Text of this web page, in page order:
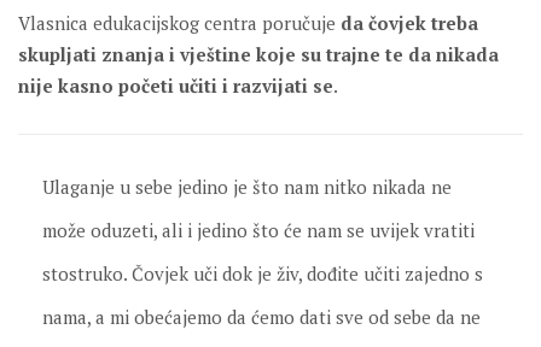
Vlasnica edukacijskog centra poručuje da čovjek treba
skupljati znanja i vještine koje su trajne te da nikada
nije kasno početi učiti i razvijati se.
Ulaganje u sebe jedino je što nam nitko nikada ne
može oduzeti, ali i jedino što će nam se uvijek vratiti
stostruko. Čovjek uči dok je živ, dođite učiti zajedno s
nama, a mi obećajemo da ćemo dati sve od sebe da ne